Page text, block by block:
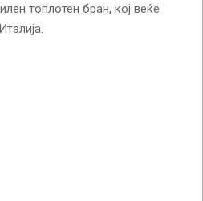
топлотен бран, кој веќе